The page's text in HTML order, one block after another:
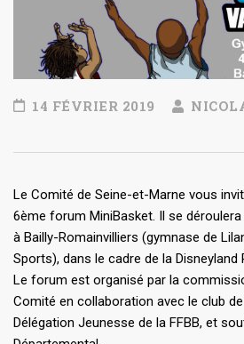
14 FÉVRIER 2019
Le Comité de Seine-et-Marne vous
6ème forum MiniBasket. Il se
à Bailly-Romainvilliers (gymnase de
Sports), dans le cadre de la Disneyland
Le forum est organisé par la
Comité en collaboration avec le club de
Délégation Jeunesse de la FFBB, et